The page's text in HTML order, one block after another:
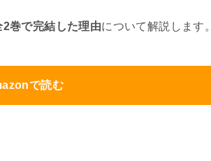
2巻で完結した理由について解説します。
で読む